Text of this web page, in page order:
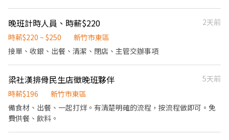
晚班計時人員、時薪$220
2天前
時薪$220 ~ $250
新竹市東區
接單、收銀、出餐、清潔、閉店、主管交辦事項
梁社漢排骨民生店徵晚班夥伴
5天前
時薪$196
新竹市東區
備食材、出餐、一起打烊。有清楚明確的流程，按流程做即可。免
費供餐、飲料。